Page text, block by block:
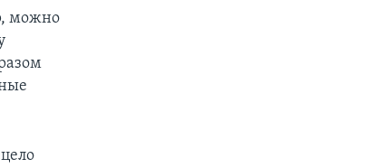
можно